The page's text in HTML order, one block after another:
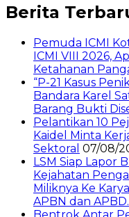
Berita
Pemuda ICMI
ICMI VIII 2026,
Ketahanan
“P-21 Kasus
Bandara Karel
Barang Bukti
Pelantikan 10
Kaidel Minta
Sektoral 07/08/
LSM Siap Lapor
Kejahatan
Miliknya Ke
APBN dan APBD.
Bentrok Antar